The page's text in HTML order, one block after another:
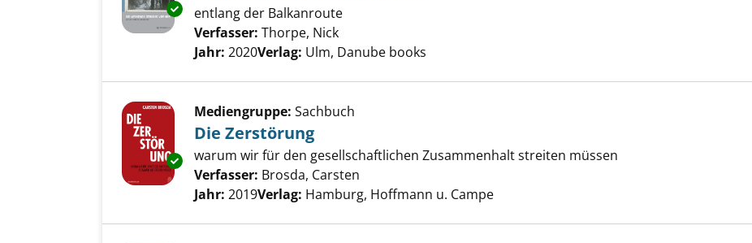
Exemplar-Details von Die weinende Straße vor mir anzeigen
entlang der Balkanroute
Verfasser: Thorpe, Nick
Jahr: 2020Verlag: Ulm, Danube books
Exemplar-Details von Die Zerstörung anzeigen
Mediengruppe: Sachbuch
Die Zerstörung
warum wir für den gesellschaftlichen Zusammenhalt streiten müssen
Verfasser: Brosda, Carsten
Jahr: 2019Verlag: Hamburg, Hoffmann u. Campe